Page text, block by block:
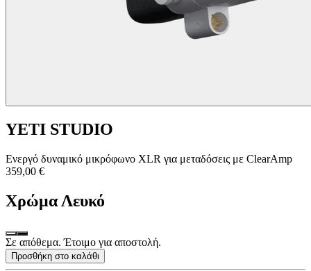
YETI STUDIO
Ενεργό δυναμικό μικρόφωνο XLR για μεταδόσεις με ClearAmp
359,00 €
Χρώμα Λευκό
Σε απόθεμα. Έτοιμο για αποστολή.
Προσθήκη στο καλάθι